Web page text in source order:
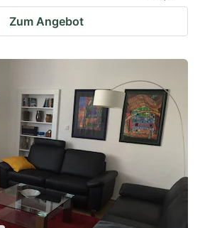
Zum Angebot